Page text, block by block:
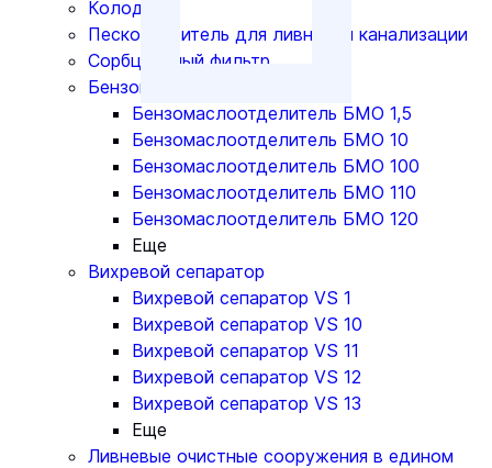
Колодцы
Пескоуловитель для ливневой канализации
Сорбционный фильтр
Бензомаслоотделитель
Бензомаслоотделитель БМО 1,5
Бензомаслоотделитель БМО 10
Бензомаслоотделитель БМО 100
Бензомаслоотделитель БМО 110
Бензомаслоотделитель БМО 120
Еще
Вихревой сепаратор
Вихревой сепаратор VS 1
Вихревой сепаратор VS 10
Вихревой сепаратор VS 11
Вихревой сепаратор VS 12
Вихревой сепаратор VS 13
Еще
Ливневые очистные сооружения в едином